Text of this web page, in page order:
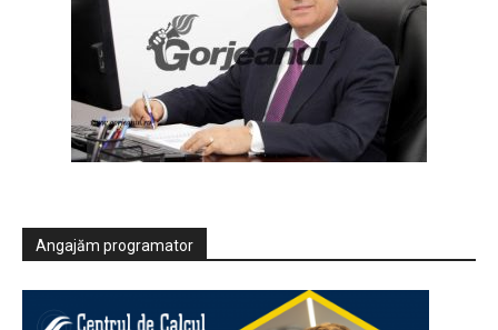
Angajăm programator